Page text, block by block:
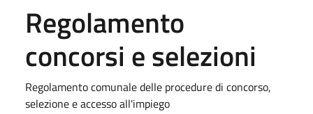
Regolamento
concorsi e selezioni
Regolamento comunale delle procedure di concorso,
selezione e accesso all'impiego